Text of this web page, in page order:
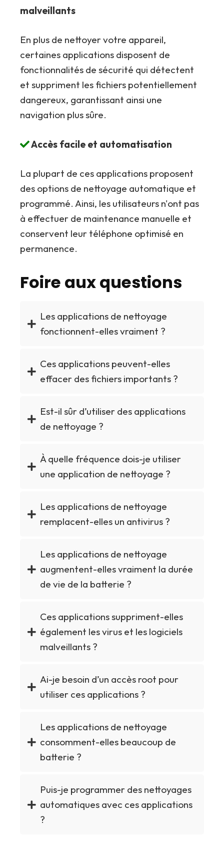
malveillants
En plus de nettoyer votre appareil,
certaines applications disposent de
fonctionnalités de sécurité qui détectent
et suppriment les fichiers potentiellement
dangereux, garantissant ainsi une
navigation plus sûre.
Accès facile et automatisation
La plupart de ces applications proposent
des options de nettoyage automatique et
programmé. Ainsi, les utilisateurs n'ont pas
à effectuer de maintenance manuelle et
conservent leur téléphone optimisé en
permanence.
Foire aux questions
Les applications de nettoyage
fonctionnent-elles vraiment ?
Ces applications peuvent-elles
effacer des fichiers importants ?
Est-il sûr d’utiliser des applications
de nettoyage ?
À quelle fréquence dois-je utiliser
une application de nettoyage ?
Les applications de nettoyage
remplacent-elles un antivirus ?
Les applications de nettoyage
augmentent-elles vraiment la durée
de vie de la batterie ?
Ces applications suppriment-elles
également les virus et les logiciels
malveillants ?
Ai-je besoin d’un accès root pour
utiliser ces applications ?
Les applications de nettoyage
consomment-elles beaucoup de
batterie ?
Puis-je programmer des nettoyages
automatiques avec ces applications
?